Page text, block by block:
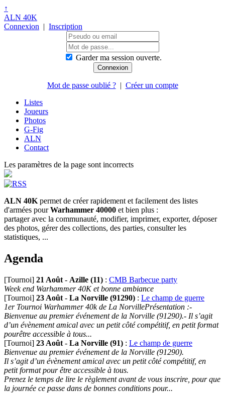
↑
ALN 40K
Connexion | Inscription
Garder ma session ouverte.
Mot de passe oublié ?| Créer un compte
Listes
Joueurs
Photos
G-Fig
ALN
Contact
Les paramètres de la page sont incorrects
ALN 40K permet de créer rapidement et facilement des listes
d'armées pourWarhammer 40000 et bien plus :
partager avec la communauté, modifier, imprimer, exporter, déposer
des photos, gérer des collections, des parties, consulter les
statistiques, ...
Agenda
[Tournoi] 21 Août - Azille (11) : CMB Barbecue party
Week end Warhammer 40K et bonne ambiance
[Tournoi] 23 Août - La Norville (91290) : Le champ de guerre
1er Tournoi Warhammer 40k de La NorvillePrésentation :-
Bienvenue au premier événement de la Norville (91290).- Il s’agit
d’un évènement amical avec un petit côté compétitif, en petit format
pourêtre accessible à tous...
[Tournoi] 23 Août - La Norville (91) : Le champ de guerre
Bienvenue au premier événement de la Norville (91290).
Il s’agit d’un évènement amical avec un petit côté compétitif, en
petit format pour être accessible à tous.
Prenez le temps de lire le règlement avant de vous inscrire, pour que
la journée ce passe dans de bonnes conditions pour...